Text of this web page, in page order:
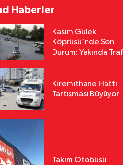
Haberler
Kasım Gülek
Köprüsü'nde Son
Durum: Yakında
Kiremithane Hattı
Tartışması Büyüyor
Takım Otobüsü